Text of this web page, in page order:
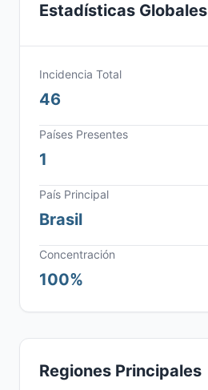
Estadísticas Globales
Incidencia Total
46
Países Presentes
1
País Principal
Brasil
Concentración
100%
Regiones Principales